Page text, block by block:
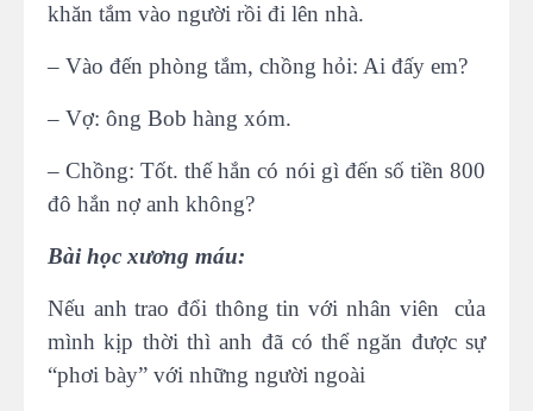
khăn tắm vào người rồi đi lên nhà.
– Vào đến phòng tắm, chồng hỏi: Ai đấy em?
– Vợ: ông Bob hàng xóm.
– Chồng: Tốt. thế hắn có nói gì đến số tiền 800
đô hắn nợ anh không?
Bài học xương máu:
Nếu anh trao đổi thông tin với nhân viên của
mình kịp thời thì anh đã có thể ngăn được sự
“phơi bày” với những người ngoài